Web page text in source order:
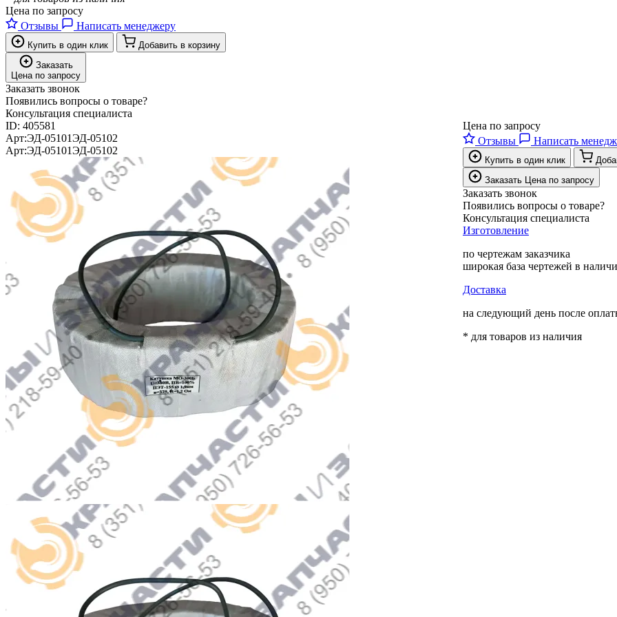
Цена по запросу
Отзывы
Написать менеджеру
Купить в один клик
Добавить в корзину
Заказать
Цена по запросу
Заказать звонок
Появились вопросы о товаре?
Консультация специалиста
ID: 405581
Арт:ЭД-05101ЭД-05102
Арт:ЭД-05101ЭД-05102
Цена по запросу
Отзывы
Написать
Купить в один клик
Заказать Цена по запросу
Заказать звонок
Появились вопросы о товаре?
Консультация специалиста
Изготовление
по чертежам заказчика
широкая база чертежей в
Доставка
на следующий день после
* для товаров из наличия